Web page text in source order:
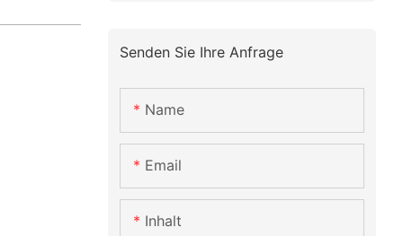
Senden Sie Ihre Anfrage
Name
Email
Inhalt